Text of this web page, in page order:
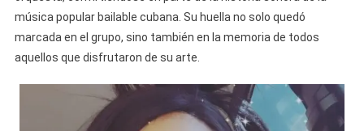
música popular bailable cubana. Su huella no solo quedó
marcada en el grupo, sino también en la memoria de todos
aquellos que disfrutaron de su arte.